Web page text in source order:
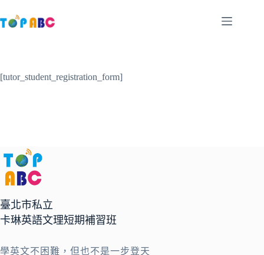
至
容
[tutor_student_registration_form]
臺北市私立
卡琳英語文理短期補習班
學英文不困難，但也不是一步登天